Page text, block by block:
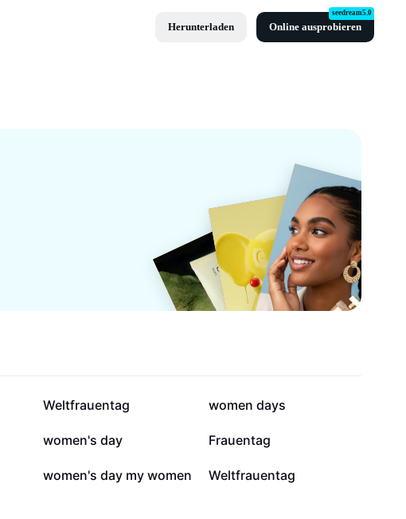
Herunterladen Online ausprobieren
seedream5.0
4801
Weltfrauentag 4051
women days
1221
women's day 1150
Frauentag
316
women's day my women 249
Weltfrauentag